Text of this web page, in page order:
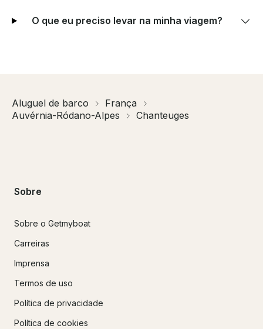
O que eu preciso levar na minha viagem?
Aluguel de barco
França
Auvérnia-Ródano-Alpes
Chanteuges
Sobre
Sobre o Getmyboat
Carreiras
Imprensa
Termos de uso
Política de privacidade
Política de cookies